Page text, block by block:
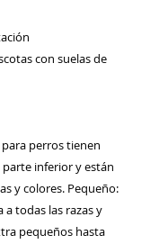
con suelas de
perros tienen
inferior y están
y colores. Pequeño:
a todas las razas y
pequeños hasta